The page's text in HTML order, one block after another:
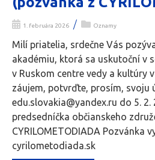
1. februára 2026 / Oznamy
Milí priatelia, srdečne Vás
akadémiu, ktorá sa uskutoční v
v Ruskom centre vedy a kultúry
záujem, potvrďte, prosím, svoju
edu.slovakia@yandex.ru do 5. 2.
predsedníčka občianskeho
CYRILOMETODIADA Pozvánka
cyrilometodiada.sk